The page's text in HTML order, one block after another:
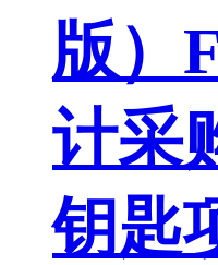
版）
计采
钥匙